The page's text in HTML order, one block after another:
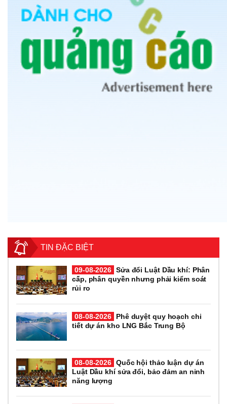
TIN ĐẶC BIỆT
09-08-2026 Sửa đổi Luật Dầu khí: Phân
cấp, phân quyền nhưng phải kiểm soát
rủi ro
08-08-2026
Phê duyệt quy hoạch chi
tiết dự án kho LNG Bắc Trung Bộ
08-08-2026 Quốc hội thảo luận dự án
Luật Dầu khí sửa đổi, bảo đảm an ninh
năng lượng